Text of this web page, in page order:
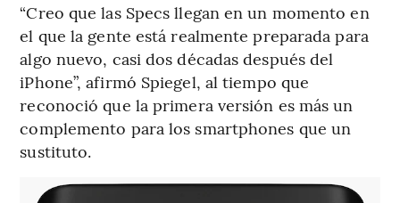
“Creo que las Specs llegan en un momento en
el que la gente está realmente preparada para
algo nuevo, casi dos décadas después del
iPhone”, afirmó Spiegel, al tiempo que
reconoció que la primera versión es más un
complemento para los smartphones que un
sustituto.